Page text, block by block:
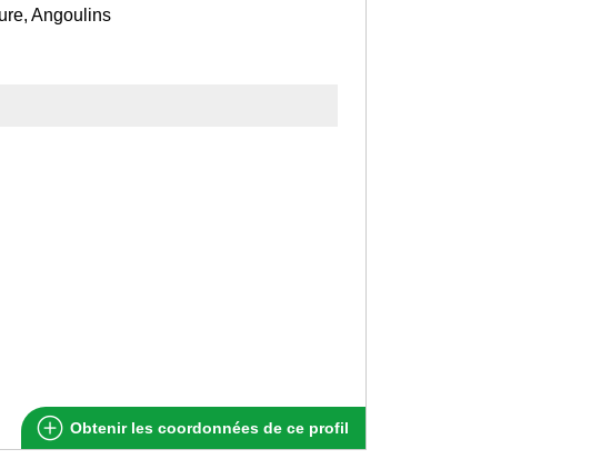
Angoulins
Obtenir les coordonnées de ce profil